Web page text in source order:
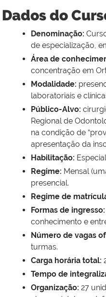
Dados do
Denominação:
de especialização,
Área de
concentração em
Modalidade:
laboratoriais e
Público-Alvo:
Regional de
na condição de
apresentação da
Habilitação:
Regime: Mensal
presencial.
Regime de
Formas de ingresso:
conhecimento e
Número de vagas
turmas.
Carga horária total:
Tempo de
Organização: 27